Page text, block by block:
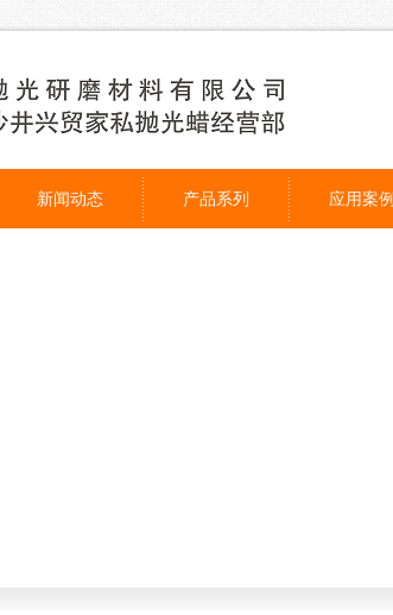
新闻动态 产品系列 应用案例